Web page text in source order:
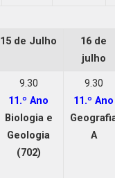
15 de Julho
16 de
julho
9.30
11.º Ano
Biologia e
Geologia
(702)
9.30
11.º Ano
A